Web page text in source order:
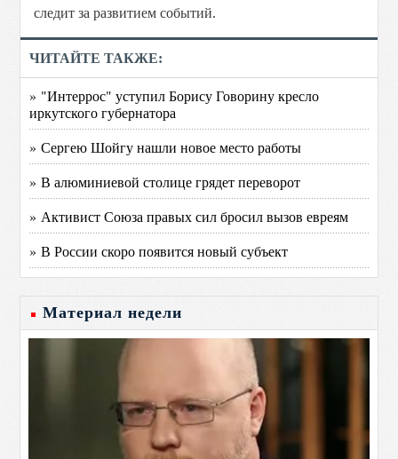
следит за развитием событий.
ЧИТАЙТЕ ТАКЖЕ:
» "Интеррос" уступил Борису Говорину кресло
иркутского губернатора
» Сергею Шойгу нашли новое место работы
» В алюминиевой столице грядет переворот
» Активист Союза правых сил бросил вызов евреям
» В России скоро появится новый субъект
Материал недели